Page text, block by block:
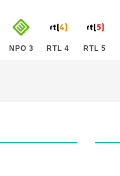
NPO 3 RTL 4 RTL 5